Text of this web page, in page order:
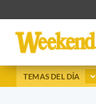
TEMAS DEL DÍA